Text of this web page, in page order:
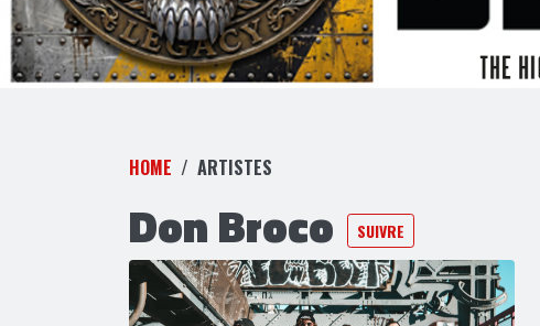
HOME ARTISTES
Don Broco SUIVRE